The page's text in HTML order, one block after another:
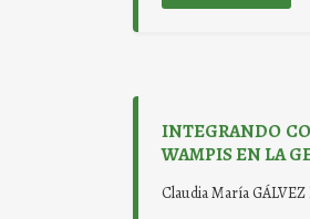
INTEGRANDO
WAMPIS EN LA
Claudia María